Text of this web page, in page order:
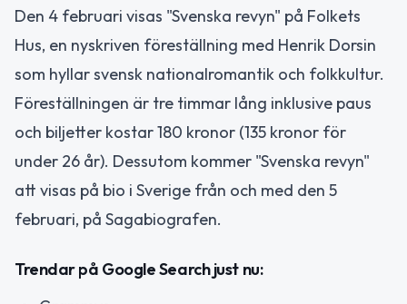
Den 4 februari visas "Svenska revyn" på Folkets
Hus, en nyskriven föreställning med Henrik Dorsin
som hyllar svensk nationalromantik och folkkultur.
Föreställningen är tre timmar lång inklusive paus
och biljetter kostar 180 kronor (135 kronor för
under 26 år). Dessutom kommer "Svenska revyn"
att visas på bio i Sverige från och med den 5
februari, på Sagabiografen.
Trendar på Google Search just nu: